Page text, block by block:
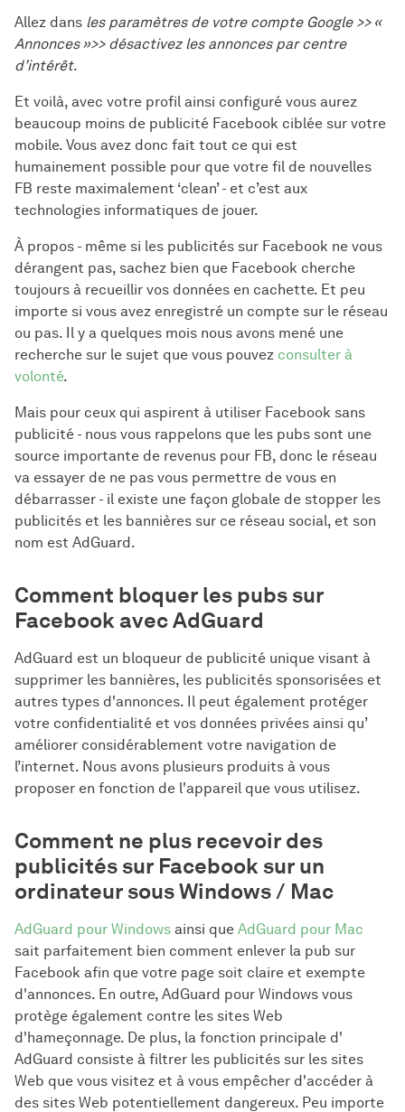
Allez dans les paramètres de votre compte Google >> «
Annonces »>> désactivez les annonces par centre
d’intérêt.
Et voilà, avec votre profil ainsi configuré vous aurez
beaucoup moins de publicité Facebook ciblée sur votre
mobile. Vous avez donc fait tout ce qui est
humainement possible pour que votre fil de nouvelles
FB reste maximalement ‘clean’ - et c’est aux
technologies informatiques de jouer.
À propos - même si les publicités sur Facebook ne vous
dérangent pas, sachez bien que Facebook cherche
toujours à recueillir vos données en cachette. Et peu
importe si vous avez enregistré un compte sur le réseau
ou pas. Il y a quelques mois nous avons mené une
recherche sur le sujet que vous pouvez consulter à
volonté.
Mais pour ceux qui aspirent à utiliser Facebook sans
publicité - nous vous rappelons que les pubs sont une
source importante de revenus pour FB, donc le réseau
va essayer de ne pas vous permettre de vous en
débarrasser - il existe une façon globale de stopper les
publicités et les bannières sur ce réseau social, et son
nom est AdGuard.
Comment bloquer les pubs sur
Facebook avec AdGuard
AdGuard est un bloqueur de publicité unique visant à
supprimer les bannières, les publicités sponsorisées et
autres types d'annonces. Il peut également protéger
votre confidentialité et vos données privées ainsi qu’
améliorer considérablement votre navigation de
l’internet. Nous avons plusieurs produits à vous
proposer en fonction de l'appareil que vous utilisez.
Comment ne plus recevoir des
publicités sur Facebook sur un
ordinateur sous Windows / Mac
AdGuard pour Windows ainsi que AdGuard pour Mac
sait parfaitement bien comment enlever la pub sur
Facebook afin que votre page soit claire et exempte
d'annonces. En outre, AdGuard pour Windows vous
protège également contre les sites Web
d'hameçonnage. De plus, la fonction principale d'
AdGuard consiste à filtrer les publicités sur les sites
Web que vous visitez et à vous empêcher d'accéder à
des sites Web potentiellement dangereux. Peu importe